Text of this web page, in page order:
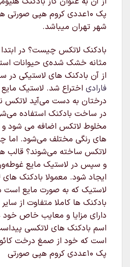
پک 10عددی کروم هپی صورتی
شهر تهران میباشد.
بادکنک لاتکس چیست؟ در
مثانه خشک شده‌ی حیوانات
از آن بادکنک های لاستیکی در سال ۱۸۲۴
فارادی اختراع شد. لاستیک مایع
درختان به دست می‌آید لاتکس
در ساخت بادکنک استفاده
مخلوط لاتکس اضافه می شود و
های رنگی مختلف می‌شود. اما
لاتکس ساخته می‌شوند؟ قالب
و سپس در لاستیک مایع
ایجاد شود. معمولا بادکنک
لاستیک که به صورت مایع است
بادکنک ها کاملا متفاوت از
دارای مزایا و معایب خاص خود
اسم بادکنک های لاتکسی
است که خود از صمغ درخت
پک 10عددی کروم هپی صورتی